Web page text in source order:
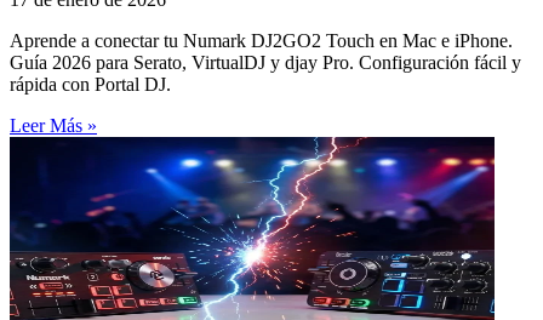
Aprende a conectar tu Numark DJ2GO2 Touch en Mac e iPhone.
Guía 2026 para Serato, VirtualDJ y djay Pro. Configuración fácil y
rápida con Portal DJ.
Leer Más »